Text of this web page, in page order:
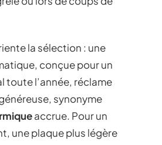
la sélection : une
conçue pour un
toute l’année, réclame
synonyme
accrue. Pour un
une plaque plus légère